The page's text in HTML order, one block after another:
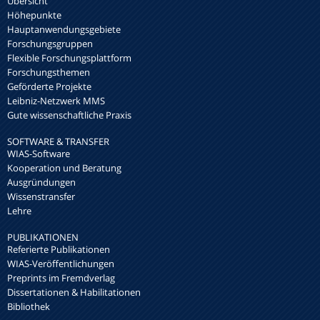
Höhepunkte
Hauptanwendungsgebiete
Forschungsgruppen
Flexible Forschungsplattform
Forschungsthemen
Geförderte Projekte
Leibniz-Netzwerk MMS
Gute wissenschaftliche Praxis
SOFTWARE & TRANSFER
WIAS-Software
Kooperation und Beratung
Ausgründungen
Wissenstransfer
Lehre
PUBLIKATIONEN
Referierte Publikationen
WIAS-Veröffentlichungen
Preprints im Fremdverlag
Dissertationen & Habilitationen
Bibliothek